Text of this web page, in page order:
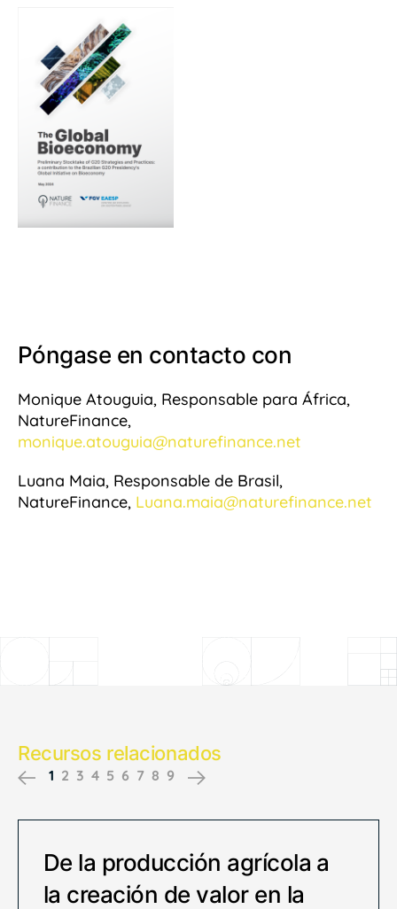
Póngase en contacto con
Monique Atouguia, Responsable para África,
NatureFinance,
monique.atouguia@naturefinance.net
Luana Maia, Responsable de Brasil,
NatureFinance, Luana.maia@naturefinance.net
Recursos relacionados
Previous
1 2 3 4 5 6 7 8 9
De la producción agrícola a
la creación de valor en la